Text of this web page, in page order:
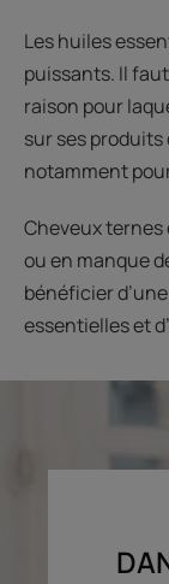
Les huiles
puissants. Il
raison pour
sur ses
notamment
Cheveux
ou en manque
bénéficier
essentielles et